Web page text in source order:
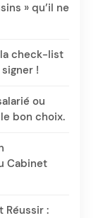
» qu’il ne
la check-list
!
ou
bon choix.
Cabinet
Réussir :